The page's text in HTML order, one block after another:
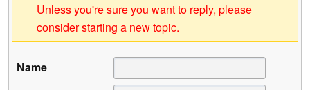
Unless you're sure you want to reply, please
consider starting a new topic.
Name